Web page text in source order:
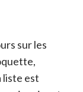
sur les
liste est